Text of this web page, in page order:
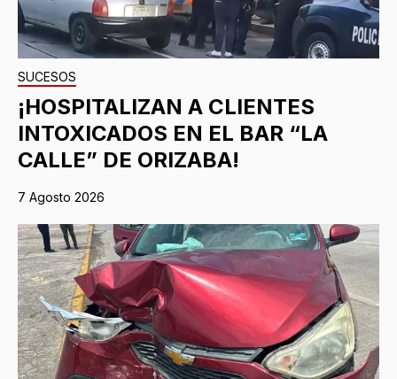
SUCESOS
¡HOSPITALIZAN A CLIENTES
INTOXICADOS EN EL BAR “LA
CALLE” DE ORIZABA!
7 Agosto 2026